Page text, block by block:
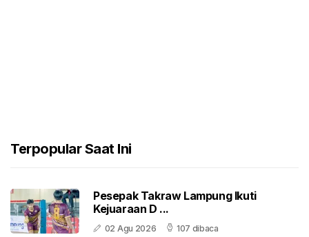
Terpopular Saat Ini
Pesepak Takraw Lampung Ikuti
Kejuaraan D ...
02 Agu 2026 107 dibaca